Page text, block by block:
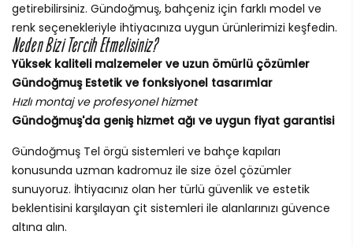
getirebilirsiniz. Gündoğmuş, bahçeniz için farklı model ve
renk seçenekleriyle ihtiyacınıza uygun ürünlerimizi keşfedin.
Neden Bizi Tercih Etmelisiniz?
Yüksek kaliteli malzemeler ve uzun ömürlü çözümler
Gündoğmuş Estetik ve fonksiyonel tasarımlar
Hızlı montaj ve profesyonel hizmet
Gündoğmuş'da geniş hizmet ağı ve uygun fiyat garantisi
Gündoğmuş Tel örgü sistemleri ve bahçe kapıları
konusunda uzman kadromuz ile size özel çözümler
sunuyoruz. İhtiyacınız olan her türlü güvenlik ve estetik
beklentisini karşılayan çit sistemleri ile alanlarınızı güvence
altına alın.